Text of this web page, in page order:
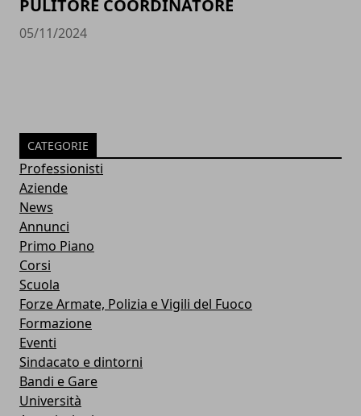
PULITORE COORDINATORE
05/11/2024
CATEGORIE
Professionisti
Aziende
News
Annunci
Primo Piano
Corsi
Scuola
Forze Armate, Polizia e Vigili del Fuoco
Formazione
Eventi
Sindacato e dintorni
Bandi e Gare
Università